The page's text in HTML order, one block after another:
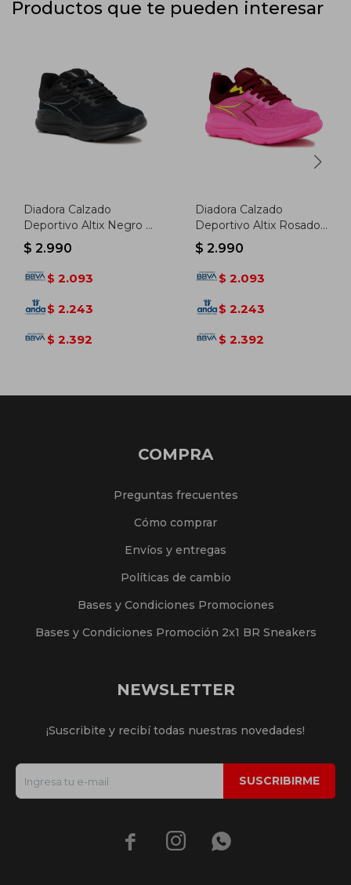
Productos que te pueden interesar
Diadora Calzado
Deportivo Altix Negro -
Hombre - Negro-negro
$ 2.990
$ 2.093
$ 2.243
$ 2.392
Diadora Calzado
Deportivo Altix Rosado -
Mujer - Rosado-rosado
$ 2.990
$ 2.093
$ 2.243
$ 2.392
COMPRA
Preguntas frecuentes
Cómo comprar
Envíos y entregas
Políticas de cambio
Bases y Condiciones Promociones
Bases y Condiciones Promoción 2x1 BR Sneakers
NEWSLETTER
¡Suscribite y recibí todas nuestras novedades!
SUSCRIBIRME
  